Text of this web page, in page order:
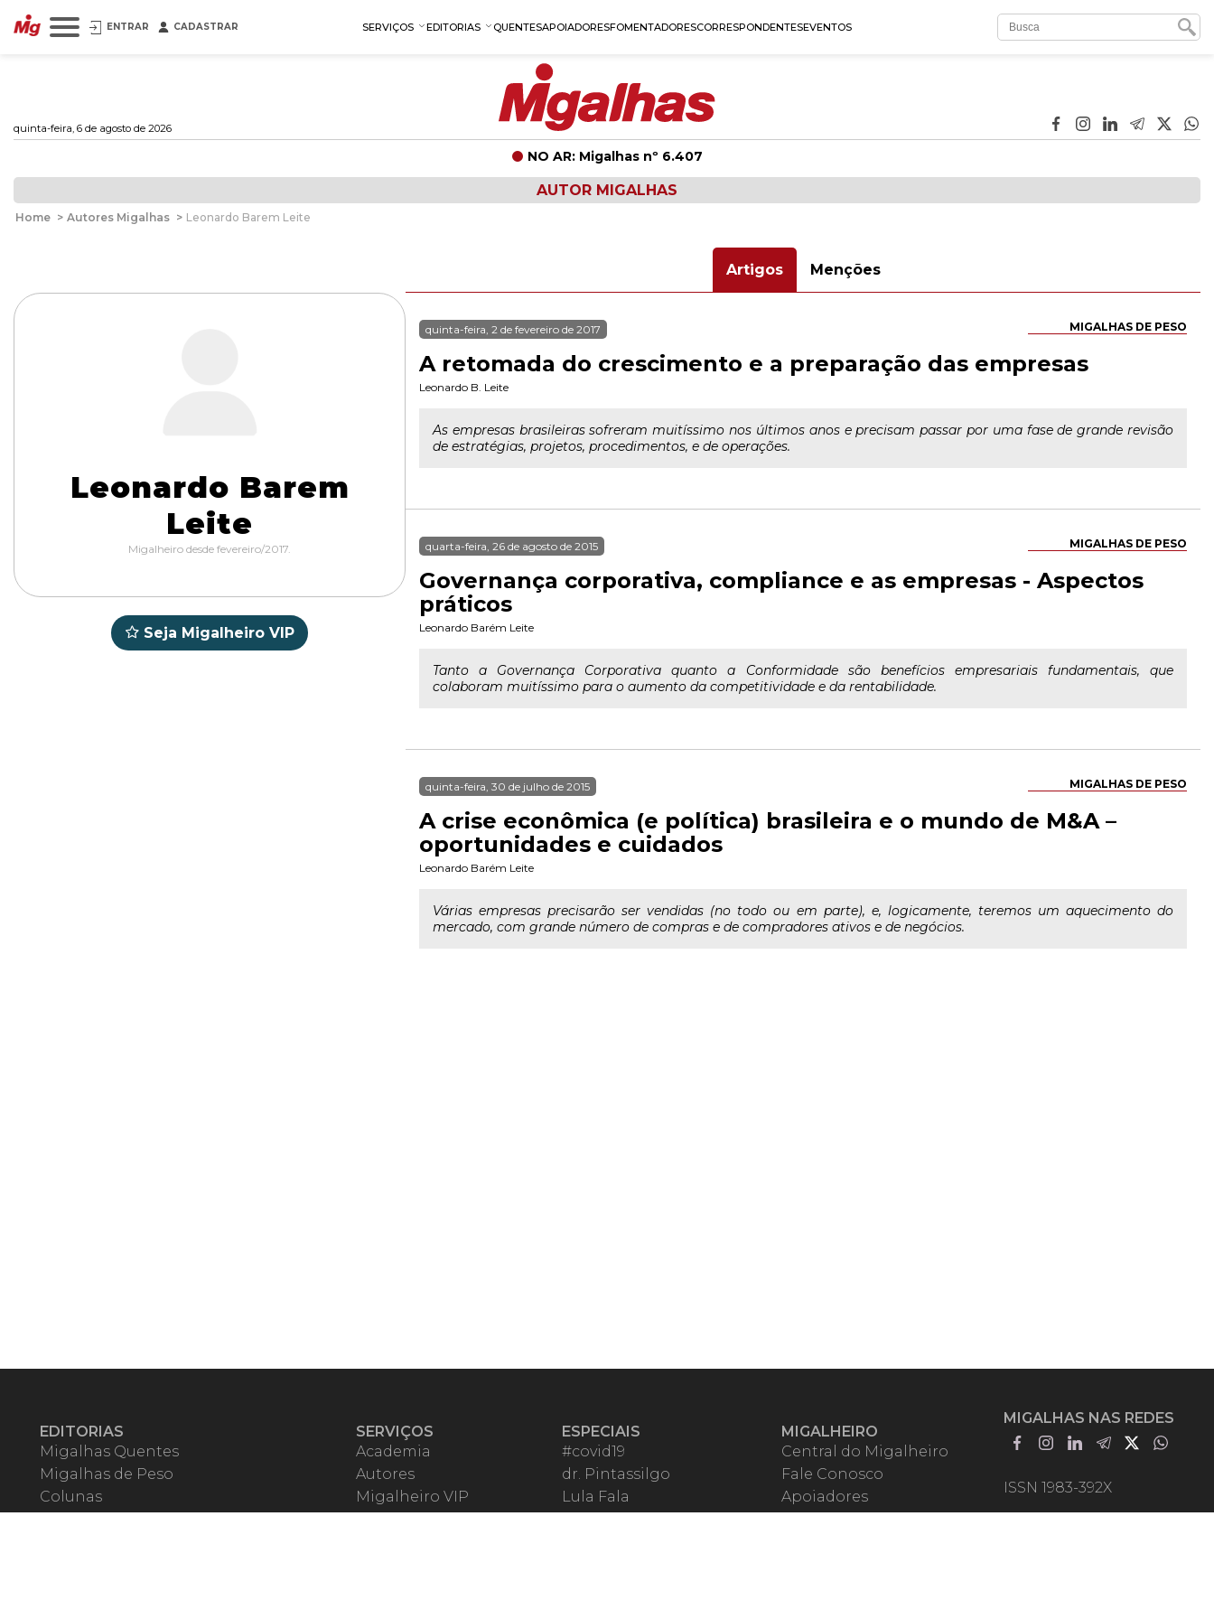
ENTRAR CADASTRAR SERVIÇOS EDITORIAS QUENTESAPOIADORESFOMENTADORESCORRESPONDENTESEVENTOS
quinta-feira, 6 de agosto de 2026
NO AR: Migalhas nº 6.407
AUTOR MIGALHAS
Home > Autores Migalhas > Leonardo Barem Leite
Leonardo Barem
Leite
Migalheiro desde fevereiro/2017.
Seja Migalheiro VIP
Artigos Menções
MIGALHAS DE PESO
quinta-feira, 2 de fevereiro de 2017
A retomada do crescimento e a preparação das empresas
Leonardo B. Leite
As empresas brasileiras sofreram muitíssimo nos últimos anos e precisam passar por uma fase de grande revisão
de estratégias, projetos, procedimentos, e de operações.
MIGALHAS DE PESO
quarta-feira, 26 de agosto de 2015
Governança corporativa, compliance e as empresas - Aspectos
práticos
Leonardo Barém Leite
Tanto a Governança Corporativa quanto a Conformidade são benefícios empresariais fundamentais, que
colaboram muitíssimo para o aumento da competitividade e da rentabilidade.
MIGALHAS DE PESO
quinta-feira, 30 de julho de 2015
A crise econômica (e política) brasileira e o mundo de M&A –
oportunidades e cuidados
Leonardo Barém Leite
Várias empresas precisarão ser vendidas (no todo ou em parte), e, logicamente, teremos um aquecimento do
mercado, com grande número de compras e de compradores ativos e de negócios.
EDITORIAS
Migalhas Quentes
Migalhas de Peso
Colunas
SERVIÇOS
Academia
Autores
Migalheiro VIP
ESPECIAIS
#covid19
dr. Pintassilgo
Lula Fala
MIGALHEIRO
Central do Migalheiro
Fale Conosco
Apoiadores
MIGALHAS NAS REDES
ISSN 1983-392X